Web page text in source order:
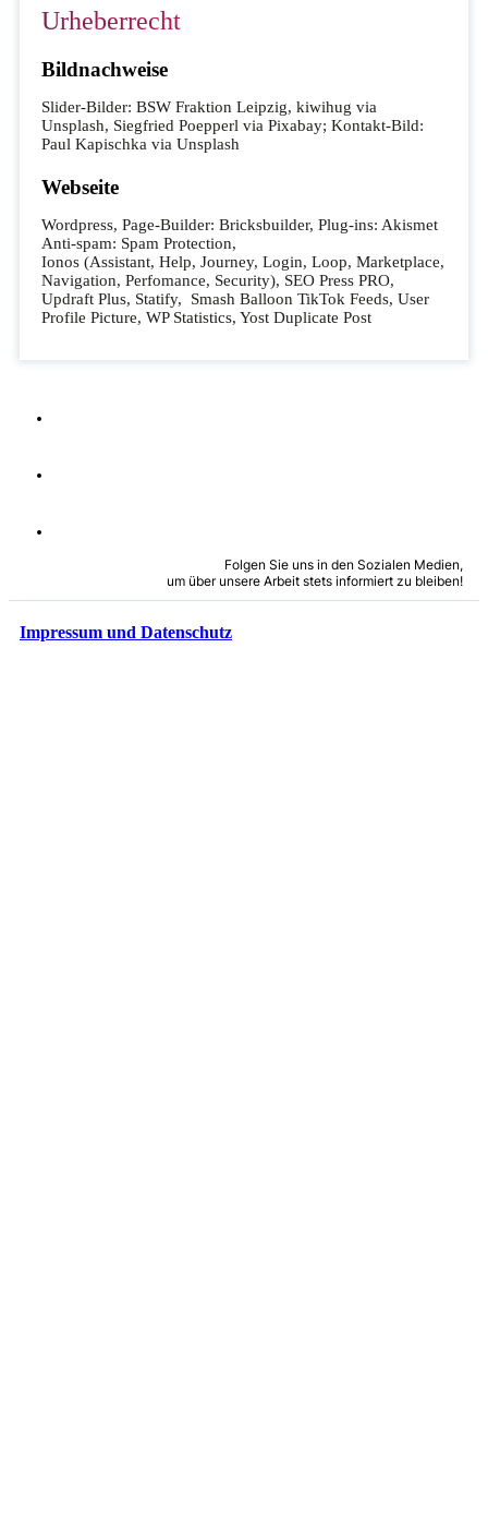
Urheberrecht
Bildnachweise
Slider-Bilder: BSW Fraktion Leipzig, kiwihug via
Unsplash, Siegfried Poepperl via Pixabay; Kontakt-Bild:
Paul Kapischka via Unsplash
Webseite
Wordpress, Page-Builder: Bricksbuilder, Plug-ins: Akismet
Anti-spam: Spam Protection,
Ionos (Assistant, Help, Journey, Login, Loop, Marketplace,
Navigation, Perfomance, Security), SEO Press PRO,
Updraft Plus, Statify, Smash Balloon TikTok Feeds, User
Profile Picture, WP Statistics, Yost Duplicate Post
Folgen Sie uns in den Sozialen Medien,
um über unsere Arbeit stets informiert zu bleiben!
Impressum und Datenschutz